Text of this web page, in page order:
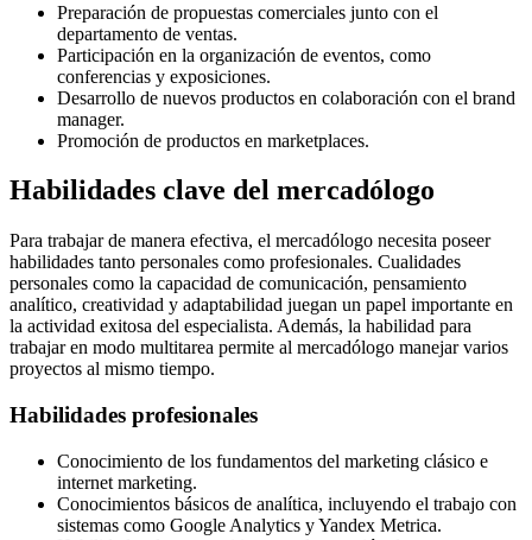
Preparación de propuestas comerciales junto con el
departamento de ventas.
Participación en la organización de eventos, como
conferencias y exposiciones.
Desarrollo de nuevos productos en colaboración con el brand
manager.
Promoción de productos en marketplaces.
Habilidades clave del mercadólogo
Para trabajar de manera efectiva, el mercadólogo necesita poseer
habilidades tanto personales como profesionales. Cualidades
personales como la capacidad de comunicación, pensamiento
analítico, creatividad y adaptabilidad juegan un papel importante en
la actividad exitosa del especialista. Además, la habilidad para
trabajar en modo multitarea permite al mercadólogo manejar varios
proyectos al mismo tiempo.
Habilidades profesionales
Conocimiento de los fundamentos del marketing clásico e
internet marketing.
Conocimientos básicos de analítica, incluyendo el trabajo con
sistemas como Google Analytics y Yandex Metrica.